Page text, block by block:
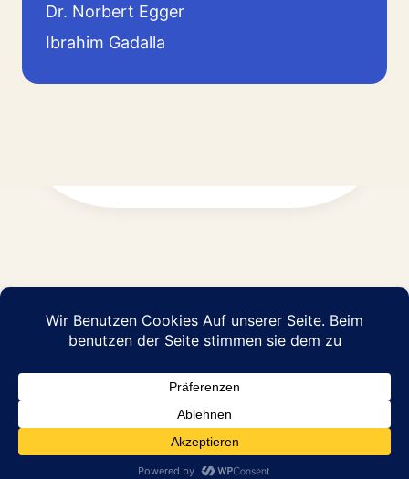
Dr. Norbert Egger
Ibrahim Gadalla
© 2026 Abraham Pflege GmbH